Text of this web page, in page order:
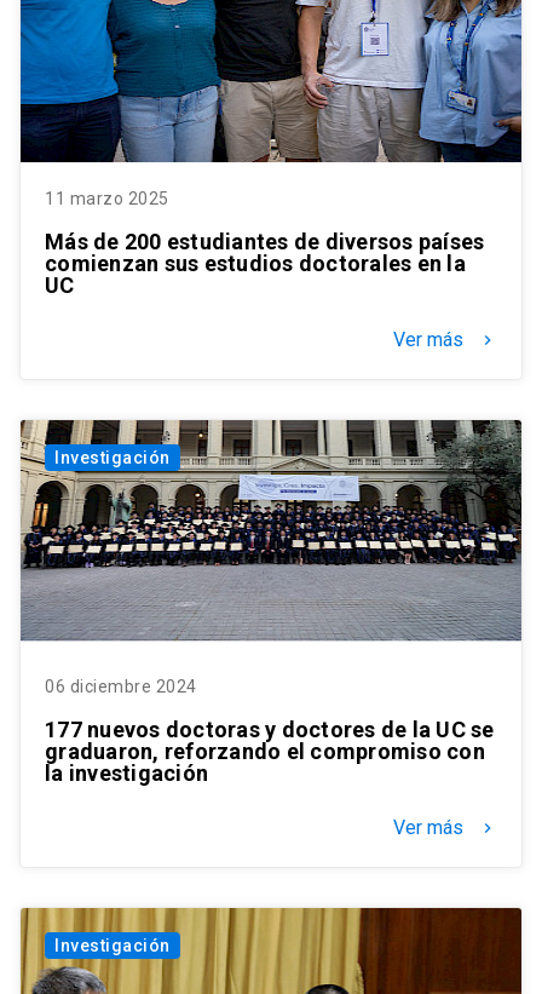
11 marzo 2025
Más de 200 estudiantes de diversos países
comienzan sus estudios doctorales en la
UC
Ver más keyboard_arrow_right
Investigación
06 diciembre 2024
177 nuevos doctoras y doctores de la UC se
graduaron, reforzando el compromiso con
la investigación
Ver más keyboard_arrow_right
Investigación